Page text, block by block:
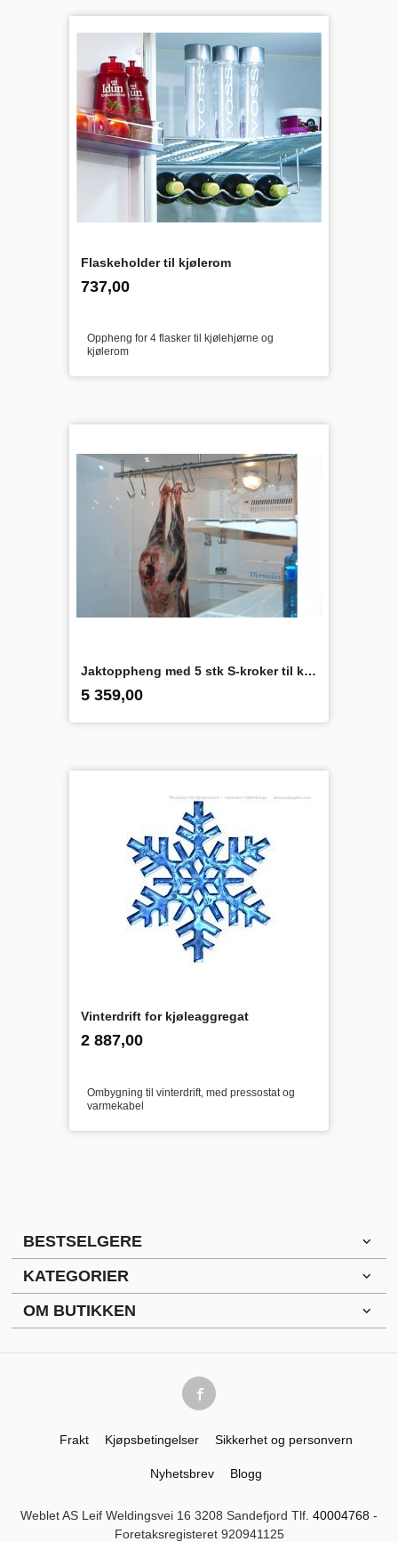
Flaskeholder til kjølerom
Pris
737,00mva.
Oppheng for 4 flasker til kjølehjørne og
kjølerom
Jaktoppheng med 5 stk S-kroker til kjølerom
Pris
5 359,00mva.
Vinterdrift for kjøleaggregat
Pris
2 887,00mva.
Ombygning til vinterdrift, med pressostat og
varmekabel
BESTSELGERE
KATEGORIER
OM BUTIKKEN
Frakt Kjøpsbetingelser Sikkerhet og personvern
Nyhetsbrev Blogg
Weblet AS Leif Weldingsvei 16 3208 Sandefjord Tlf. 40004768 -
Foretaksregisteret 920941125